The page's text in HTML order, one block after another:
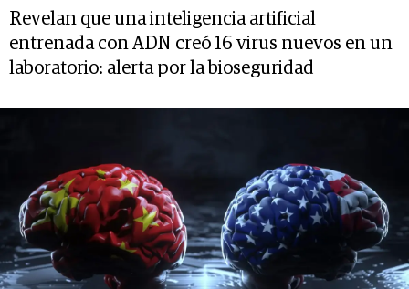
Revelan que una inteligencia artificial
entrenada con ADN creó 16 virus nuevos en un
laboratorio: alerta por la bioseguridad